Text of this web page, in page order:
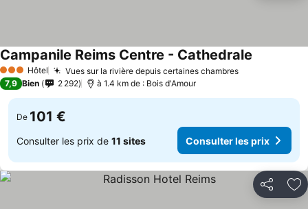
3 ÉtoilesHôtel Vues sur la rivière depuis certaines chambres
Campanile Reims Centre - Cathedrale
7,9 Bien 2 292 à 1.4 km de : Bois d'Amour
De 101 €
Consulter les prix de 11 sites Consulter les prix
Partager